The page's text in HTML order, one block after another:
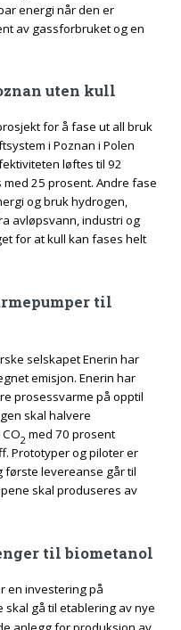
energi når den er
av gassforbruket og en
uten kull
for å fase ut all bruk
i Poznan i Polen
løftes til 92
25 prosent. Andre fase
og bruk hydrogen,
avløpsvann, industri og
for at kull kan fases helt
til
selskapet Enerin har
emisjon. Enerin har
prosessvarme på opptil
skal halvere
2 med 70 prosent
Prototyper og piloter er
første levereanse går til
skal produseres av
til biometanol
en investering på
skal gå til etablering av nye